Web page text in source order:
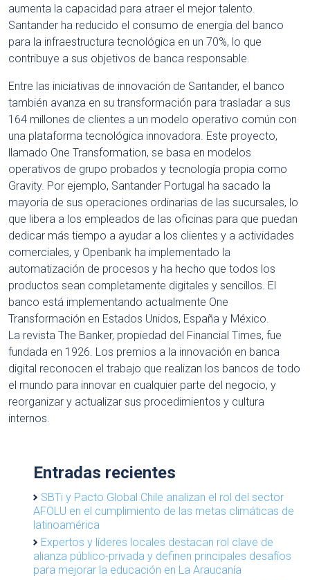
aumenta la capacidad para atraer el mejor talento.
Santander ha reducido el consumo de energía del banco
para la infraestructura tecnológica en un 70%, lo que
contribuye a sus objetivos de banca responsable.
Entre las iniciativas de innovación de Santander, el banco
también avanza en su transformación para trasladar a sus
164 millones de clientes a un modelo operativo común con
una plataforma tecnológica innovadora. Este proyecto,
llamado One Transformation, se basa en modelos
operativos de grupo probados y tecnología propia como
Gravity. Por ejemplo, Santander Portugal ha sacado la
mayoría de sus operaciones ordinarias de las sucursales, lo
que libera a los empleados de las oficinas para que puedan
dedicar más tiempo a ayudar a los clientes y a actividades
comerciales, y Openbank ha implementado la
automatización de procesos y ha hecho que todos los
productos sean completamente digitales y sencillos. El
banco está implementando actualmente One
Transformación en Estados Unidos, España y México.
La revista The Banker, propiedad del Financial Times, fue
fundada en 1926. Los premios a la innovación en banca
digital reconocen el trabajo que realizan los bancos de todo
el mundo para innovar en cualquier parte del negocio, y
reorganizar y actualizar sus procedimientos y cultura
internos.
Entradas recientes
SBTi y Pacto Global Chile analizan el rol del sector
AFOLU en el cumplimiento de las metas climáticas de
latinoamérica
Expertos y líderes locales destacan rol clave de
alianza público-privada y definen principales desafíos
para mejorar la educación en La Araucanía